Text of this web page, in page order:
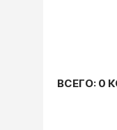
ВСЕГО: 0